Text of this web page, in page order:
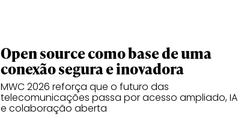
Open source como base de uma
conexão segura e inovadora
MWC 2026 reforça que o futuro das
telecomunicações passa por acesso ampliado, IA
e colaboração aberta